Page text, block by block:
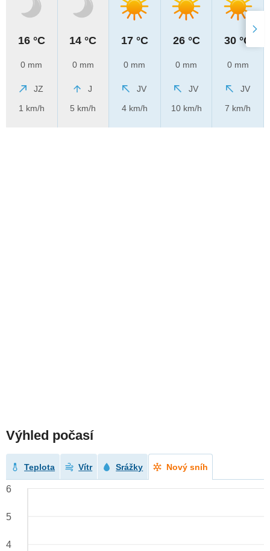
16 °C
0 mm
JZ
1 km/h
14 °C
0 mm
J
5 km/h
17 °C
0 mm
JV
4 km/h
26 °C
0 mm
JV
10 km/h
30 °C
0 mm
JV
7 km/h
Výhled počasí
Teplota Vítr Srážky Nový sníh
6
5
4